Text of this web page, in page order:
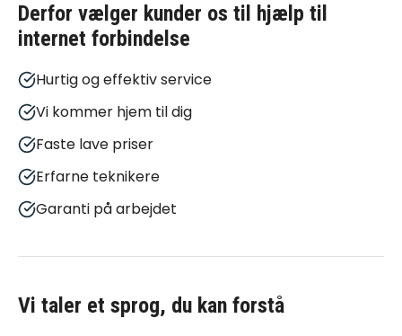
Derfor vælger kunder os til
hjælp til
internet forbindelse
Hurtig og effektiv service
Vi kommer hjem til dig
Faste lave priser
Erfarne teknikere
Garanti på arbejdet
Vi taler et sprog, du kan forstå